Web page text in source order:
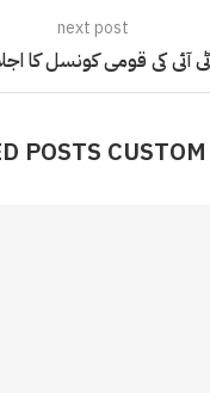
next post
آئی کی قومی کونسل کا
POSTS